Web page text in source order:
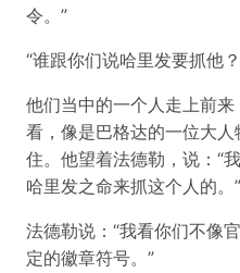
令。”
“谁跟你们说哈里发要抓他
他们当中的一个人走上前
看，像是巴格达的一位大
住。他望着法德勒，说：“
哈里发之命来抓这个人的。”
法德勒说：“我看你们不像
定的徽章符号。”